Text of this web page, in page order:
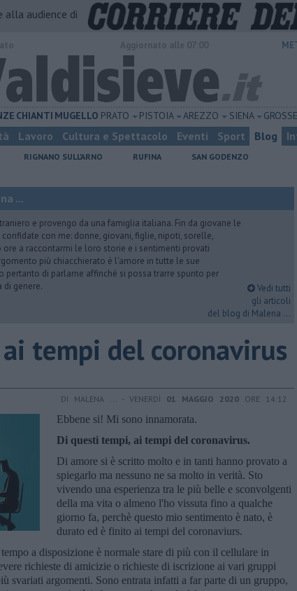
alla audience di
CHIANTI MUGELLO PRATO PISTOIA AREZZO SIENA
Lavoro Cultura e Spettacolo Eventi Sport Blog
RIGNANO SULL'ARNO RUFINA SAN GODENZO
...
e provengo da una famiglia italiana. Fin da giovane le
con me: donne, giovani, figlie, nipoti, sorelle,
ore a raccontarmi le loro storie e i sentimenti provati
più chiacchierato è l'amore in tutte le sue
pertanto di parlarne affinché si possa trarre spunto per
genere.
Vedi tutti
gli articoli
del blog di Malena ...
tempi del coronavirus
DI MALENA ... - VENERDÌ 01 MAGGIO 2020 ORE 14:12
Ebbene si! Mi sono innamorata.
Di questi tempi, ai tempi del coronavirus.
Di amore si è scritto molto e in tanti hanno provato a
spiegarlo ma nessuno ne sa molto in verità. Sto
vivendo una esperienza tra le più belle e sconvolgenti
della ma vita o almeno l'ho vissuta fino a qualche
giorno fa, perchè questo mio sentimento è nato, è
durato ed è finito ai tempi del coronaviurs.
a disposizione è normale stare di più con il cellulare in
richieste di amicizie o richieste di iscrizione ai vari gruppi
svariati argomenti. Sono entrata infatti a far parte di un gruppo,